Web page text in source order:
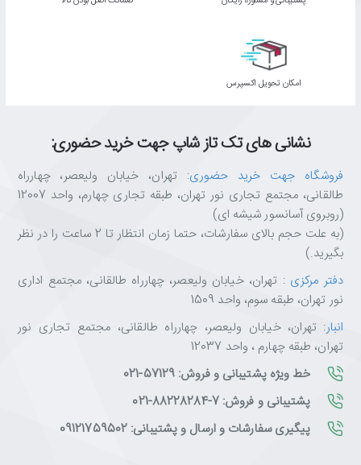
اﻣﮑﺎن ﺗﺤﻮﯾﻞ اﮐﺴﭙﺮس
نشانی های تک تاز شاپ جهت خرید حضوری:
فروشگاه جهت خرید حضوری: تهران، خیابان ولیعصر، چهارراه
طالقانی، مجتمع تجاری نور تهران، طبقه تجاری چهارم، واحد 12007
(روبروی آسانسور شیشه ای)
(به علت حجم بالای سفارشات، حتما زمان انتظار تا 2 ساعت را در نظر
بگیرید.)
دفتر مرکزی : تهران، خیابان ولیعصر، چهارراه طالقانی، مجتمع اداری
نور تهران، طبقه سوم، واحد 1509
انبار: تهران، خیابان ولیعصر، چهارراه طالقانی، مجتمع تجاری نور
تهران، طبقه چهارم ، واحد 12037
خط ویژه پشتیبانی و فروش: 57129-021
پشتیبانی و فروش: 7-88228284-021
پیگیری سفارشات و ارسال و پشتیبانی: 09121759502